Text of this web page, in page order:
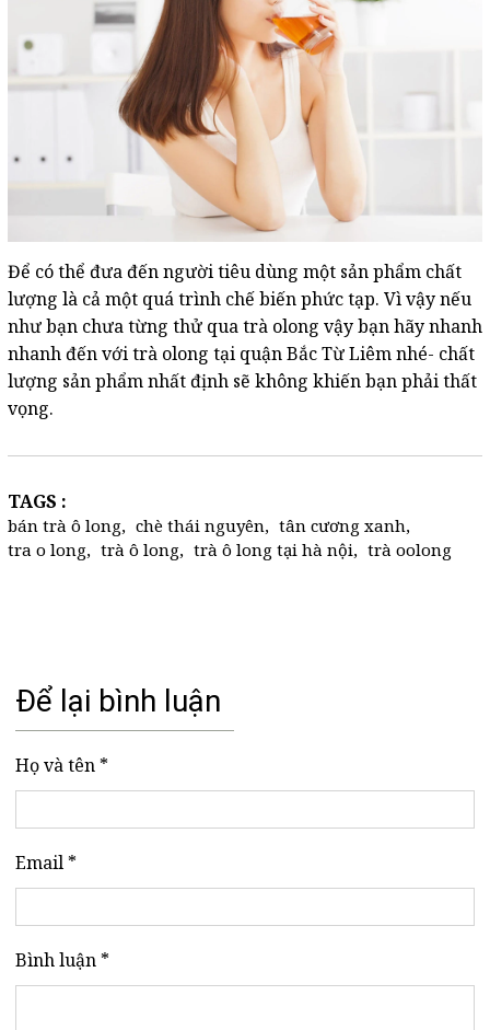
Để có thể đưa đến người tiêu dùng một sản phẩm chất
lượng là cả một quá trình chế biến phức tạp. Vì vậy nếu
như bạn chưa từng thử qua trà olong vậy bạn hãy nhanh
nhanh đến với trà olong tại quận Bắc Từ Liêm nhé- chất
lượng sản phẩm nhất định sẽ không khiến bạn phải thất
vọng.
TAGS :
bán trà ô long, chè thái nguyên, tân cương xanh,
tra o long, trà ô long, trà ô long tại hà nội, trà oolong
Để lại bình luận
Họ và tên *
Email *
Bình luận *